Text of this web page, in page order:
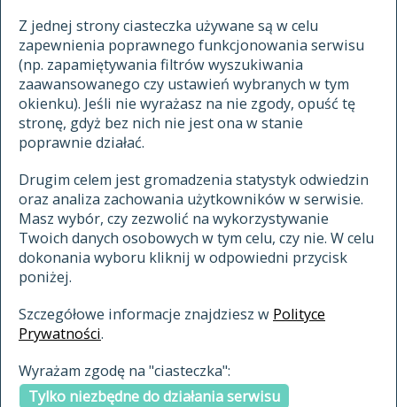
Z jednej strony ciasteczka używane są w celu
zapewnienia poprawnego funkcjonowania serwisu
(np. zapamiętywania filtrów wyszukiwania
zaawansowanego czy ustawień wybranych w tym
okienku). Jeśli nie wyrażasz na nie zgody, opuść tę
stronę, gdyż bez nich nie jest ona w stanie
poprawnie działać.
Drugim celem jest gromadzenia statystyk odwiedzin
oraz analiza zachowania użytkowników w serwisie.
Masz wybór, czy zezwolić na wykorzystywanie
Twoich danych osobowych w tym celu, czy nie. W celu
dokonania wyboru kliknij w odpowiedni przycisk
poniżej.
Szczegółowe informacje znajdziesz w Polityce
Prywatności.
Wyrażam zgodę na "ciasteczka":
Tylko niezbędne do działania serwisu
autorzy tekstów źródłowych
zasady opracowania
statystyki
najnowsze hasła
ostatnio zmodyfikowane hasła
materiały archiwalne
cytowanie
kontakt
XVII I XVIII WIEKU
znajdź hasła
zaczynające się od
indeksie